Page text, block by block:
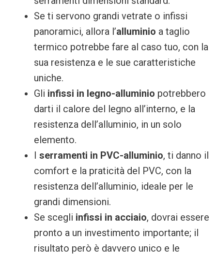
Se ti servono grandi vetrate o infissi
panoramici, allora l’alluminio a taglio
termico potrebbe fare al caso tuo, con la
sua resistenza e le sue caratteristiche
uniche.
Gli infissi in legno-alluminio potrebbero
darti il calore del legno all’interno, e la
resistenza dell’alluminio, in un solo
elemento.
I serramenti in PVC-alluminio, ti danno il
comfort e la praticità del PVC, con la
resistenza dell’alluminio, ideale per le
grandi dimensioni.
Se scegli infissi in acciaio, dovrai essere
pronto a un investimento importante; il
risultato però è davvero unico e le